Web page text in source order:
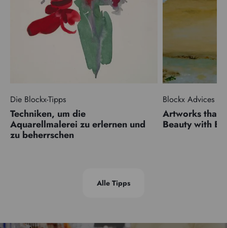
Die Blockx-Tipps
Techniken, um die
Aquarellmalerei zu erlernen und
zu beherrschen
Blockx Advices
Artworks that
Beauty with
Alle Tipps